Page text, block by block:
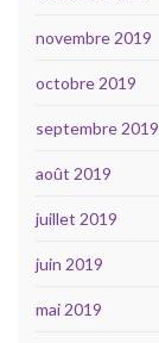
novembre 2019
octobre 2019
septembre 2019
août 2019
juillet 2019
juin 2019
mai 2019